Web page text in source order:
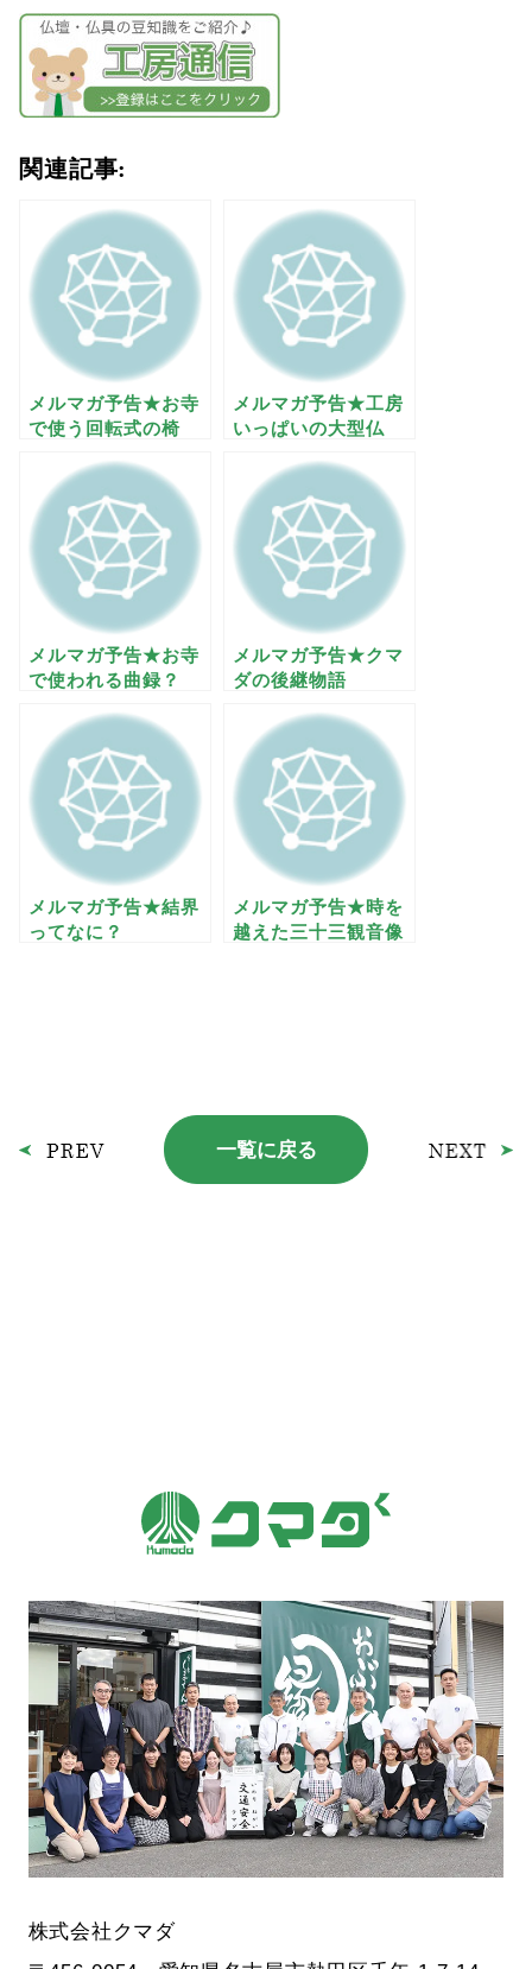
関連記事:
メルマガ予告★お寺
で使う回転式の椅
メルマガ予告★工房
いっぱいの大型仏
メルマガ予告★お寺
で使われる曲録？
メルマガ予告★クマ
ダの後継物語
メルマガ予告★結界
ってなに？
メルマガ予告★時を
越えた三十三観音像
一覧に戻る
株式会社クマダ